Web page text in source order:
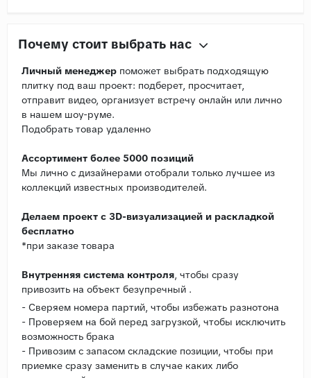
Почему стоит выбрать нас
Личный менеджер поможет выбрать подходящую
плитку под ваш проект: подберет, просчитает,
отправит видео, организует встречу онлайн или лично
в нашем шоу-руме.
Подобрать товар удаленно
Ассортимент более 5000 позиций
Мы лично с дизайнерами отобрали только лучшее из
коллекций известных производителей.
Делаем проект с 3D-визуализацией и раскладкой
бесплатно
*при заказе товара
Внутренняя система контроля, чтобы сразу
привозить на объект безупречный .
- Сверяем номера партий, чтобы избежать разнотона
- Проверяем на бой перед загрузкой, чтобы исключить
возможность брака
- Привозим с запасом складские позиции, чтобы при
приемке сразу заменить в случае каких либо